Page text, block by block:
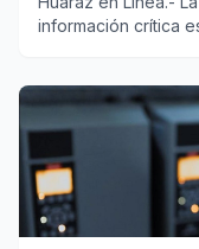
información crítica